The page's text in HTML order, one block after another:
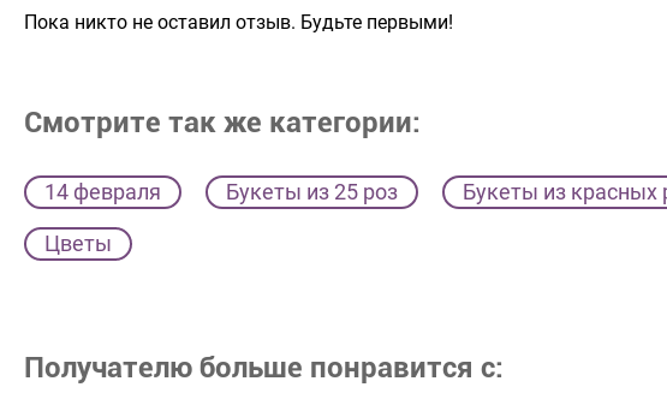
Пока никто не оставил отзыв. Будьте первыми!
Смотрите так же категории:
14 февраля Букеты из 25 роз Букеты из красных
Цветы
Получателю больше понравится с: